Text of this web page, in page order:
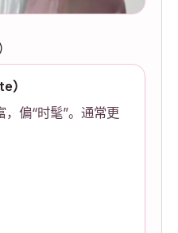
）
偏“时髦”。通常更